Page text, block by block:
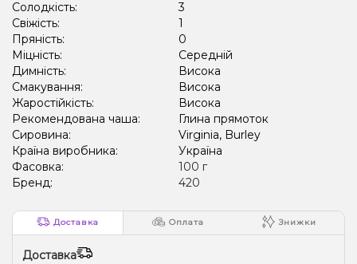
Виноград, Лайм, Лід/Холодок, Енергетик
Кавун, Лід/Холодок, Малина, Смородина
Лимон, Маракуя, Шампанське Віскі Морозиво, Фісташки
Вафлі Маракуя Мультифрукт, Овсянка/Пластівці
Алкоголь, Лікер, Вершки/Крем Ягоди Фейхоа
Ялинка, Ягоди Карамель, Молоко Тархун
Цукерки, Цитруси Пиріг/Кондитерка, Яблуко
Грейпфрут, Манго, Помело Ваніль, Морозиво
Солодкість:
3
Свіжість:
1
Пряність:
0
Міцність:
Середній
Димність:
Висока
Смакування:
Висока
Жаростійкість:
Висока
Рекомендована чаша:
Глина прямоток
Сировина:
Virginia, Burley
Країна виробника:
Україна
Фасовка:
100 г
Бренд:
420
Доставка Оплата Знижки
Доставка